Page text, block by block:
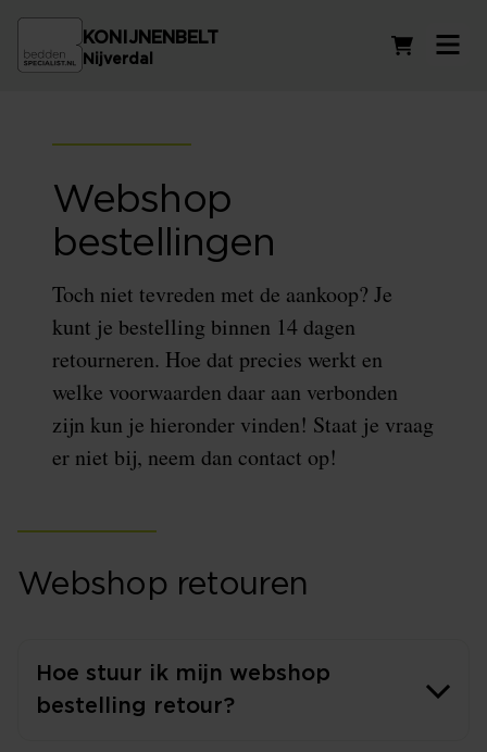
KONIJNENBELT
Nijverdal
Webshop
bestellingen
Toch niet tevreden met de aankoop? Je
kunt je bestelling binnen 14 dagen
retourneren. Hoe dat precies werkt en
welke voorwaarden daar aan verbonden
zijn kun je hieronder vinden! Staat je vraag
er niet bij, neem dan contact op!
Webshop retouren
Hoe stuur ik mijn webshop
bestelling retour?